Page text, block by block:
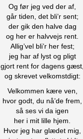
Og før jeg ved der af,
går tiden, det bli’r sent;
der gik den halve dag
og her er halvvejs rent.
Allig’vel bli’r her fest;
jeg har af lyst og pligt
gjort rent for dagens gæst,
og skrevet velkomstdigt:
Velkommen kære ven,
hvor godt, du nå’de frem,
så ses vi da igen
her i mit lille hjem.
Hvor jeg har glædet mig,